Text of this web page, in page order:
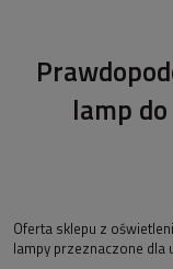
lamp
Oferta sklepu z
lampy przeznaczone dla